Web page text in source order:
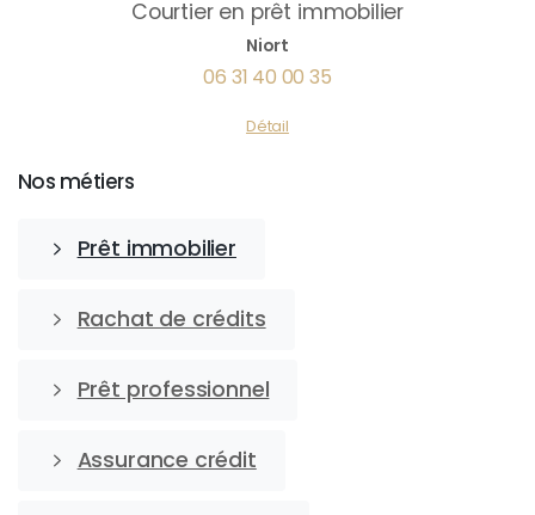
Courtier en prêt immobilier
Niort
06 31 40 00 35
Détail
Nos métiers
Prêt immobilier
Rachat de crédits
Prêt professionnel
Assurance crédit